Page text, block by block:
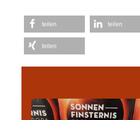
teilen teilen
teilen